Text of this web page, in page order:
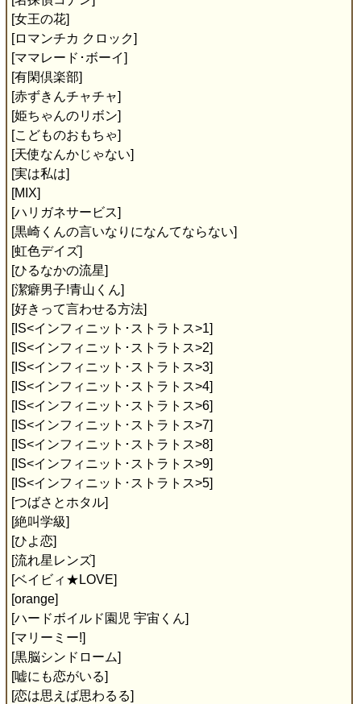
[女王の花]
[ロマンチカ クロック]
[ママレード･ボーイ]
[有閑倶楽部]
[赤ずきんチャチャ]
[姫ちゃんのリボン]
[こどものおもちゃ]
[天使なんかじゃない]
[実は私は]
[MIX]
[ハリガネサービス]
[黒崎くんの言いなりになんてならない]
[虹色デイズ]
[ひるなかの流星]
[潔癖男子!青山くん]
[好きって言わせる方法]
[IS<インフィニット･ストラトス>1]
[IS<インフィニット･ストラトス>2]
[IS<インフィニット･ストラトス>3]
[IS<インフィニット･ストラトス>4]
[IS<インフィニット･ストラトス>6]
[IS<インフィニット･ストラトス>7]
[IS<インフィニット･ストラトス>8]
[IS<インフィニット･ストラトス>9]
[IS<インフィニット･ストラトス>5]
[つばさとホタル]
[絶叫学級]
[ひよ恋]
[流れ星レンズ]
[ベイビィ★LOVE]
[orange]
[ハードボイルド園児 宇宙くん]
[マリーミー!]
[黒脳シンドローム]
[嘘にも恋がいる]
[恋は思えば思わるる]